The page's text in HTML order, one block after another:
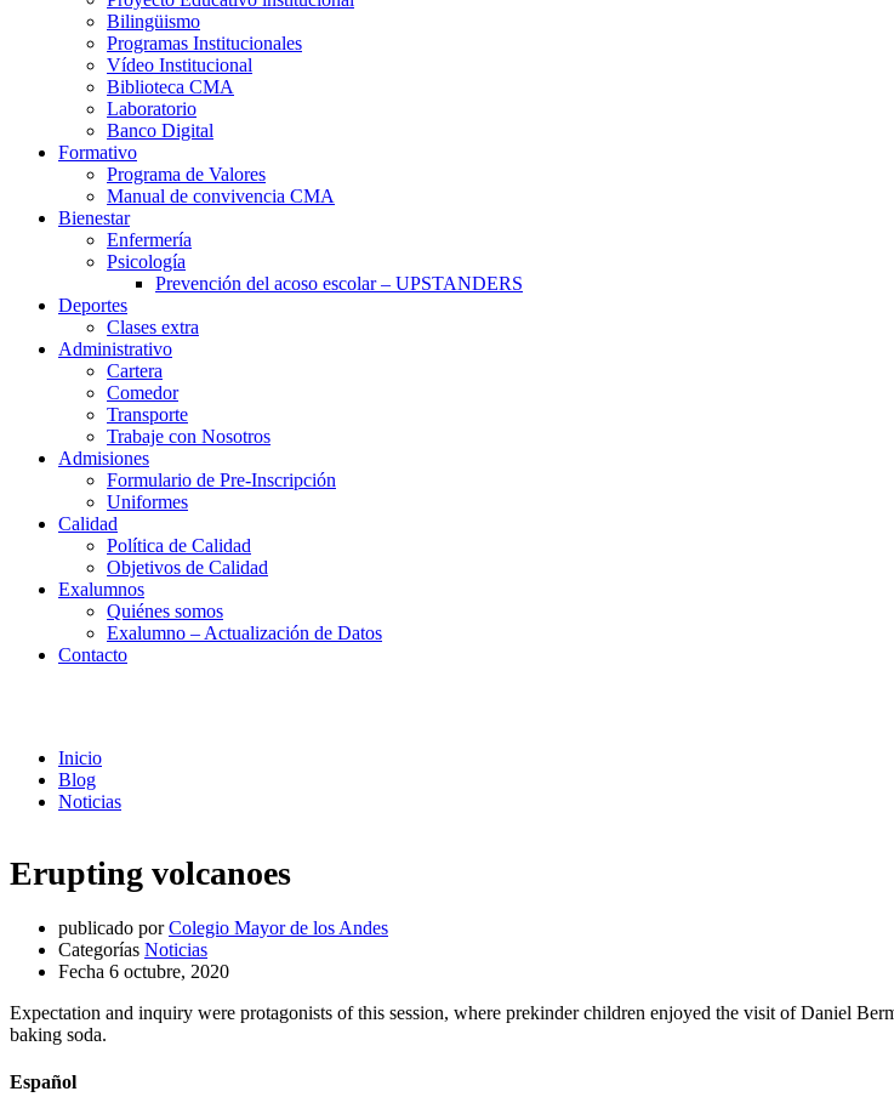
Bilingüismo
Programas Institucionales
Vídeo Institucional
Biblioteca CMA
Laboratorio
Banco Digital
Formativo
Programa de Valores
Manual de convivencia CMA
Bienestar
Enfermería
Psicología
Prevención del acoso escolar – UPSTANDERS
Deportes
Clases extra
Administrativo
Cartera
Comedor
Transporte
Trabaje con Nosotros
Admisiones
Formulario de Pre-Inscripción
Uniformes
Calidad
Política de Calidad
Objetivos de Calidad
Exalumnos
Quiénes somos
Exalumno – Actualización de Datos
Contacto
Inicio
Blog
Noticias
Erupting volcanoes
publicado por Colegio Mayor de los Andes
Categorías Noticias
Fecha 6 octubre, 2020
Expectation and inquiry were protagonists of this session, where prekinder children enjoyed the visit of Daniel
baking soda.
Español